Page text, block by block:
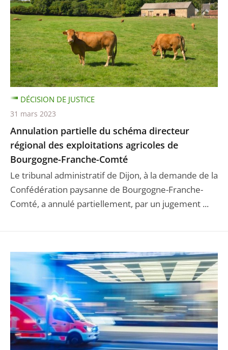
Annulation partielle du schéma directeur
régional des exploitations agricoles de
Bourgogne-Franche-Comté
Le tribunal administratif de Dijon, à la demande de la
Confédération paysanne de Bourgogne-Franche-
Comté, a annulé partiellement, par un jugement ...
DÉCISION DE JUSTICE
31 mars 2023